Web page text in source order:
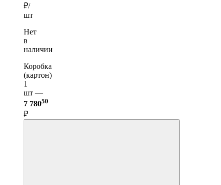
₽/
шт
Нет
в
наличии
Коробка
(картон)
1
шт —
7 78050
₽